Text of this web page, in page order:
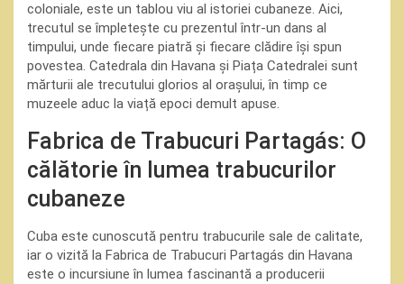
coloniale, este un tablou viu al istoriei cubaneze. Aici,
trecutul se împletește cu prezentul într-un dans al
timpului, unde fiecare piatră și fiecare clădire își spun
povestea. Catedrala din Havana și Piața Catedralei sunt
mărturii ale trecutului glorios al orașului, în timp ce
muzeele aduc la viață epoci demult apuse.
Fabrica de Trabucuri Partagás: O
călătorie în lumea trabucurilor
cubaneze
Cuba este cunoscută pentru trabucurile sale de calitate,
iar o vizită la Fabrica de Trabucuri Partagás din Havana
este o incursiune în lumea fascinantă a producerii